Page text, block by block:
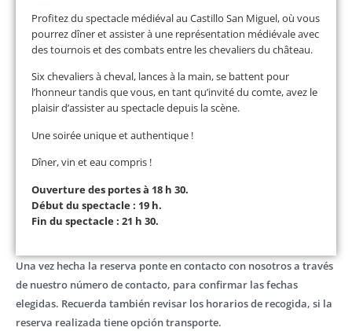
Profitez du spectacle médiéval au Castillo San Miguel, où vous
pourrez dîner et assister à une représentation médiévale avec
des tournois et des combats entre les chevaliers du château.
Six chevaliers à cheval, lances à la main, se battent pour
l’honneur tandis que vous, en tant qu’invité du comte, avez le
plaisir d’assister au spectacle depuis la scène.
Une soirée unique et authentique !
Dîner, vin et eau compris !
Ouverture des portes à 18 h 30.
Début du spectacle : 19 h.
Fin du spectacle : 21 h 30.
Una vez hecha la reserva ponte en contacto con nosotros a través
de nuestro número de contacto, para confirmar las fechas
elegidas. Recuerda también revisar los horarios de recogida, si la
reserva realizada tiene opción transporte.